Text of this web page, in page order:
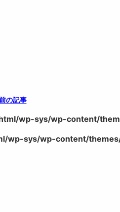
の記事
wp-sys/wp-content/
wp-sys/wp-content/